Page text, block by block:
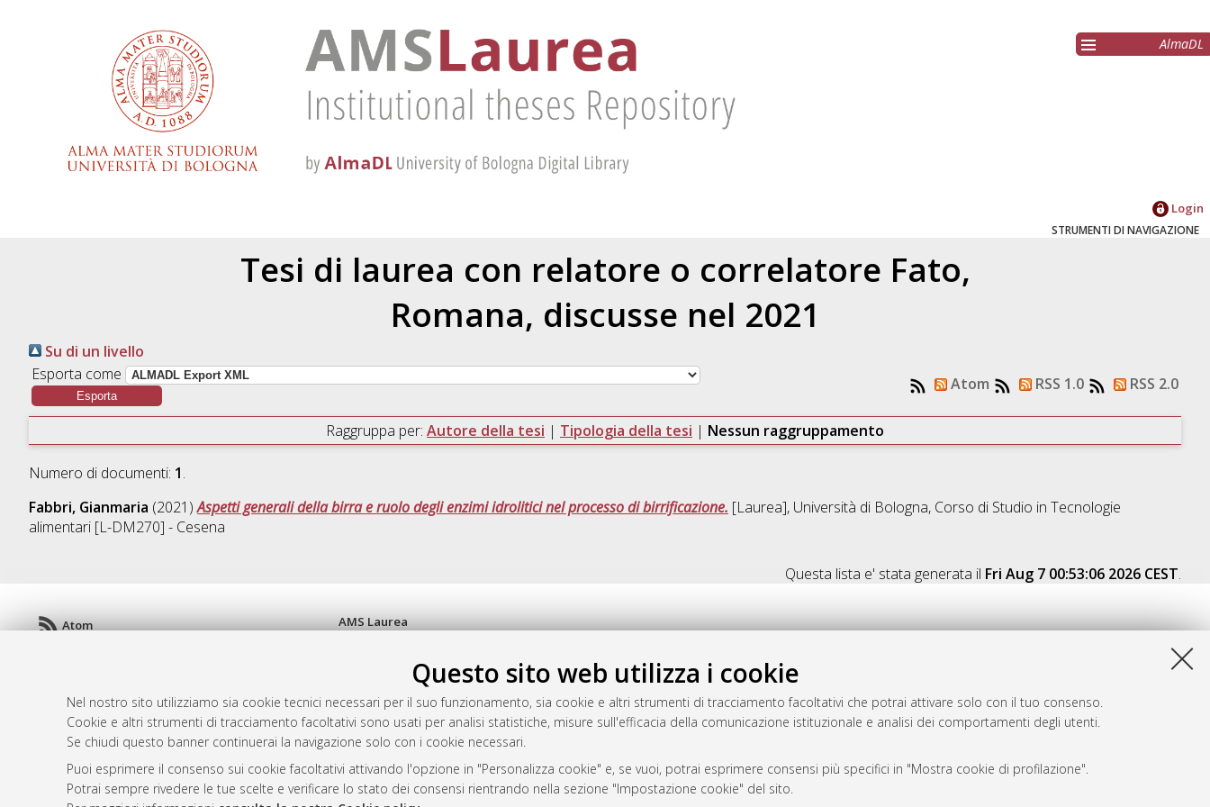
Questo sito web utilizza i cookie
Nel nostro sito utilizziamo sia cookie tecnici necessari per il suo funzionamento, sia cookie e altri strumenti di tracciamento facoltativi che potrai attivare solo con il tuo consenso.
Cookie e altri strumenti di tracciamento facoltativi sono usati per analisi statistiche, misure sull'efficacia della comunicazione istituzionale e analisi dei comportamenti degli utenti.
Se chiudi questo banner continuerai la navigazione solo con i cookie necessari.
Puoi esprimere il consenso sui cookie facoltativi attivando l'opzione in "Personalizza cookie" e, se vuoi, potrai esprimere consensi più specifici in "Mostra cookie di profilazione".
Potrai sempre rivedere le tue scelte e verificare lo stato dei consensi rientrando nella sezione "Impostazione cookie" del sito.
AlmaDL
Login
STRUMENTI DI NAVIGAZIONE
Tesi di laurea con relatore o correlatore Fato,
Romana, discusse nel 2021
Su di un livello
Esporta come
Atom RSS 1.0 RSS 2.0
Raggruppa per: Autore della tesi | Tipologia della tesi | Nessun raggruppamento
Numero di documenti: 1.
Fabbri, Gianmaria (2021)Aspetti generali della birra e ruolo degli enzimi idrolitici nel processo di birrificazione. [Laurea], Università di Bologna, Corso di Studio in Tecnologie
alimentari [L-DM270] - Cesena
Questa lista e' stata generata il Fri Aug 7 00:53:06 2026 CEST.
Atom
AMS Laurea
Impostazioni Cookie
Informativa sulla privacy
Condizioni d’uso del sito
© ALMA MATER STUDIORUM - Università di Bologna, 2007-2026.